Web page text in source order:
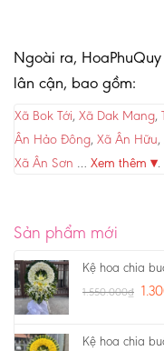
Ngoài ra,
lân cận, bao gồm:
Xã Bok Tới, Xã Dak Mang,
Ân Hảo Đông, Xã Ân Hữu,
Xã Ân Sơn … Xem thêm ▾.
Sản phẩm mới
Kệ hoa chia
1.550.000₫
Kệ hoa chia